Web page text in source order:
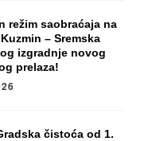
režim saobraćaja na
– Sremska
izgradnje novog
prelaza!
čistoća od 1.